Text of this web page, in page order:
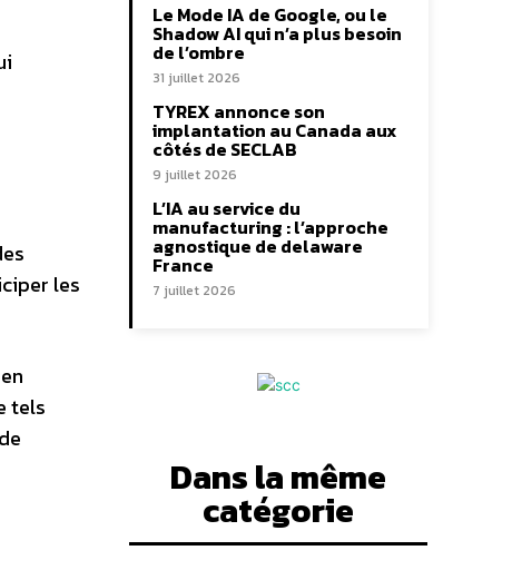
les
tels
Le Mode IA de Google, ou le
Shadow AI qui n’a plus besoin
de l’ombre
31 juillet 2026
TYREX annonce son
implantation au Canada aux
côtés de SECLAB
9 juillet 2026
L’IA au service du
manufacturing : l’approche
agnostique de delaware
France
7 juillet 2026
Dans la même
catégorie